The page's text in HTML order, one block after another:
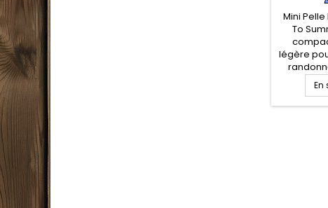
Mini
To
légère
Pelle de
Sea To
creux
En